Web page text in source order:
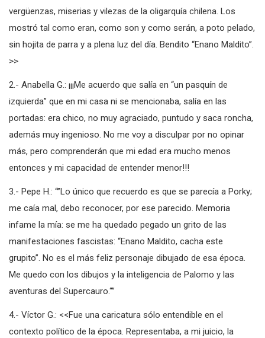
<<El Enano Maldito supo exhibir en plena plaza de armas las
vergüenzas, miserias y vilezas de la oligarquía chilena. Los
mostró tal como eran, como son y como serán, a poto pelado,
sin hojita de parra y a plena luz del día. Bendito “Enano Maldito”.
2.- Anabella G.: ¡¡¡Me acuerdo que salía en “un pasquín de
izquierda” que en mi casa ni se mencionaba, salía en las
portadas: era chico, no muy agraciado, puntudo y saca roncha,
además muy ingenioso. No me voy a disculpar por no opinar
más, pero comprenderán que mi edad era mucho menos
3.- Pepe H.: “”Lo único que recuerdo es que se parecía a Porky;
me caía mal, debo reconocer, por ese parecido. Memoria
infame la mía: se me ha quedado pegado un grito de las
manifestaciones fascistas: “Enano Maldito, cacha este
grupito”. No es el más feliz personaje dibujado de esa época.
Me quedo con los dibujos y la inteligencia de Palomo y las
4.- Víctor G.: <<Fue una caricatura sólo entendible en el